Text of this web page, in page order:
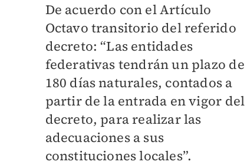
De acuerdo con el Artículo
Octavo transitorio del referido
decreto: “Las entidades
federativas tendrán un plazo de
180 días naturales, contados a
partir de la entrada en vigor del
decreto, para realizar las
adecuaciones a sus
constituciones locales”.